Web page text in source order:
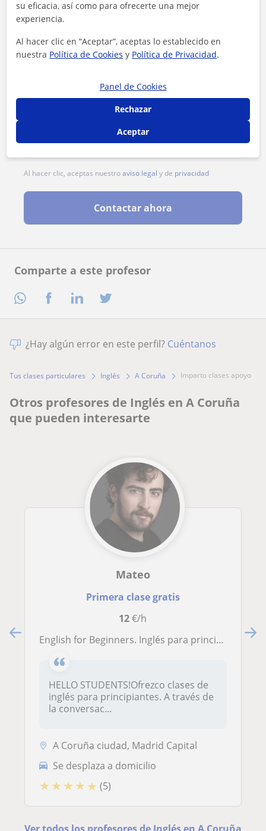
Comparte a este profesor
Al hacer clic, aceptas nuestroaviso legal y de privacidad
Contactar ahora
¿Hay algún error en este perfil? Cuéntanos
Tus clases particulares Inglés A Coruña imparto clases apoyo
Otros profesores de Inglés en A Coruña
que pueden interesarte
Mateo
Primera clase gratis
12€/h
English for Beginners. Inglés para principiantes. Speaking/Conversación
HELLO STUDENTS!Ofrezco clases de
inglés para principiantes. A través de
la conversac...
A Coruña ciudad, Madrid Capital
Se desplaza a domicilio
★ ★ ★ ★ ★ (5)
su eficacia, así como para ofrecerte una mejor
experiencia.
Al hacer clic en “Aceptar”, aceptas lo establecido en
nuestra Política de Cookies y Política de Privacidad.
Panel de Cookies
Rechazar
Aceptar